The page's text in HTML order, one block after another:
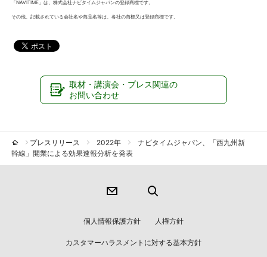
「NAVITIME」は、株式会社ナビタイムジャパンの登録商標です。
その他、記載されている会社名や商品名等は、各社の商標又は登録商標です。
取材・講演会・プレス関連の
お問い合わせ
プレスリリース 2022年
ナビタイムジャパン、「西九州新
幹線」開業による効果速報分析を発表
個人情報保護方針 人権方針
カスタマーハラスメントに対する基本方針